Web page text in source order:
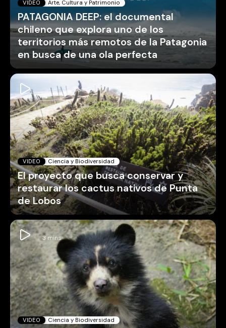
VIDEO Arte, Cultura y Patrimonio
PATAGONIA DEEP: el documental
chileno que explora uno de los
territorios más remotos de la Patagonia
en busca de una ola perfecta
VIDEO Ciencia y Biodiversidad
El proyecto que busca conservar y
restaurar los cactus nativos de Punta
de Lobos
VIDEO Ciencia y Biodiversidad